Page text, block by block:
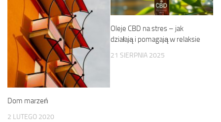
Dom marzeń
2 LUTEGO 2020
Oleje CBD na stres – jak
działają i pomagają w relaksie
21 SIERPNIA 2025